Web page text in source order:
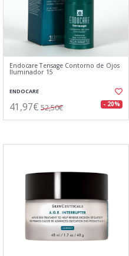
Endocare Tensage Contorno de Ojos
Iluminador 15
ENDOCARE
41,97€ 52,50€ - 20%